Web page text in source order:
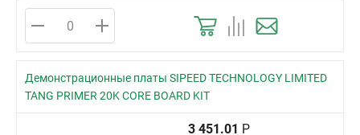
Демонстрационные платы SIPEED TECHNOLOGY LIMITED
TANG PRIMER 20K CORE BOARD KIT
3 451.01 Р